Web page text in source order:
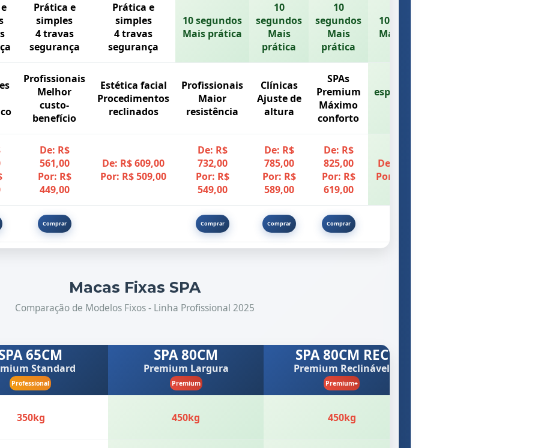
Prática e
simples
4 travas
segurança
Prática e
simples
4 travas
segurança
10 segundos
Mais prática
10
segundos
Mais
prática
10
segundos
Mais
prática
10 segundos
Mais prática
Profissionais
Melhor
custo-
benefício
Estética facial
Procedimentos
reclinados
Profissionais
Maior
resistência
Clínicas
Ajuste de
altura
SPAs
Premium
Máximo
conforto
especializadas
De: R$
561,00
Por: R$
449,00
De: R$ 609,00
Por: R$ 509,00
De: R$
732,00
Por: R$
549,00
De: R$
785,00
Por: R$
589,00
De: R$
825,00
Por: R$
619,00
De: R$ 799,00
Por: R$ 699,00
Comprar Comprar Comprar Comprar
Macas Fixas SPA
Comparação de Modelos Fixos - Linha Profissional 2025
65CM
Standard
Professional
SPA 80CM
Premium Largura
Premium
SPA 80CM REC
Premium Reclinável
Premium+
350kg 450kg 450kg